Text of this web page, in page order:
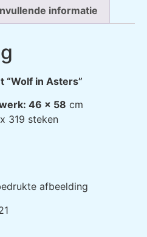
informatie
“Wolf in Asters”
46 x 58 cm
319 steken
afbeelding